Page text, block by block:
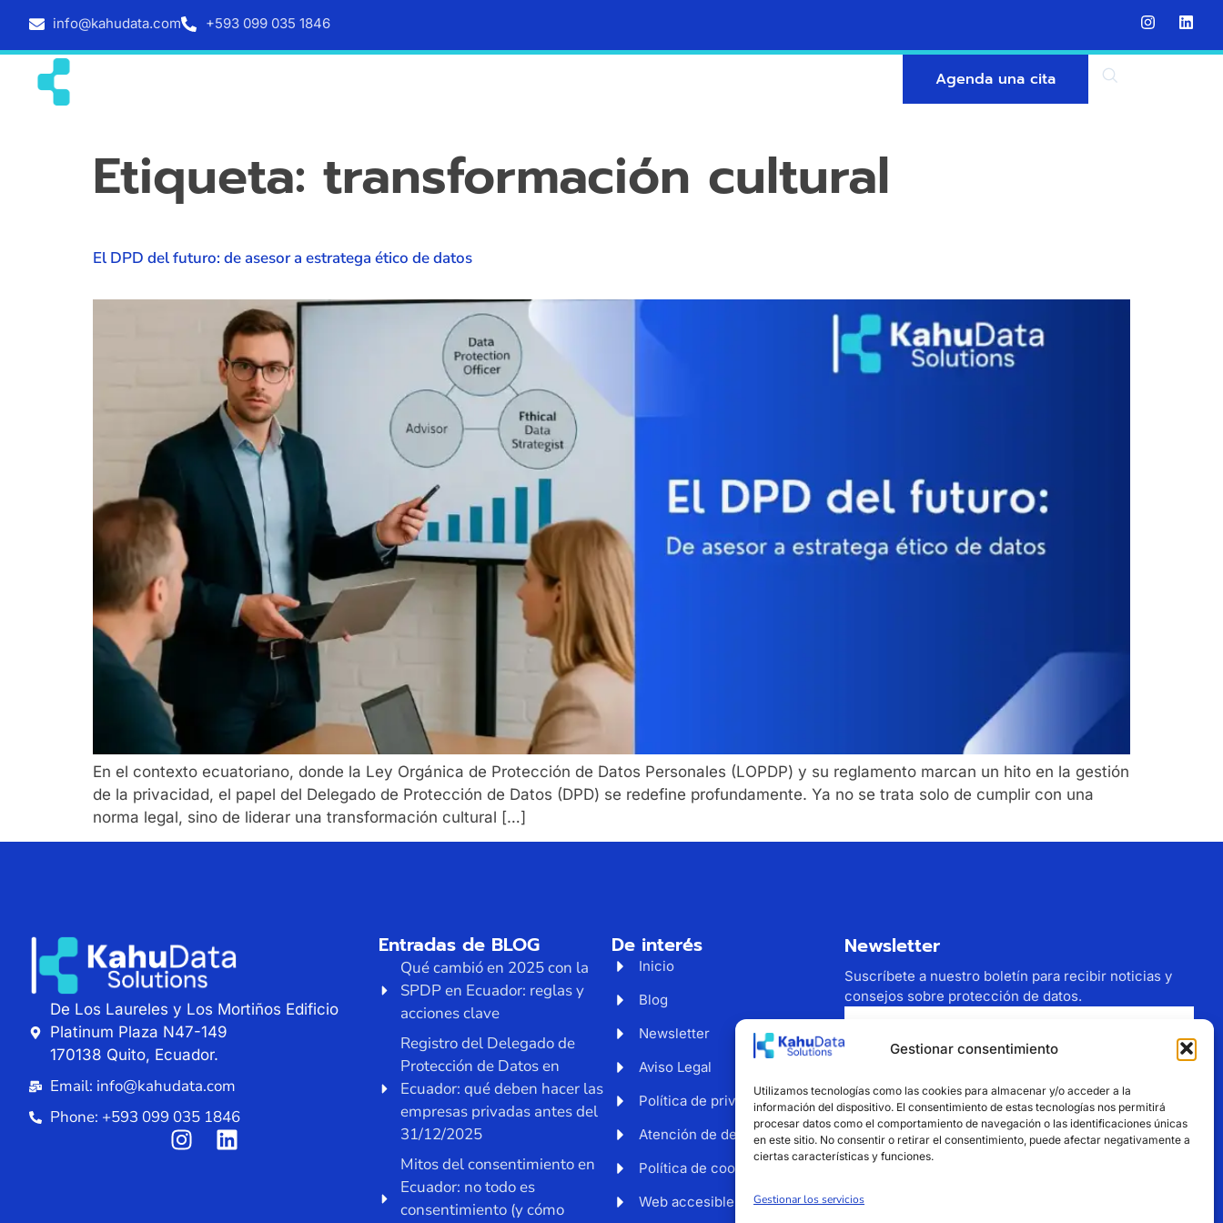
Gestionar consentimiento
Utilizamos tecnologías como las cookies para almacenar y/o acceder a la
información del dispositivo. El consentimiento de estas tecnologías nos permitirá
procesar datos como el comportamiento de navegación o las identificaciones únicas
en este sitio. No consentir o retirar el consentimiento, puede afectar negativamente a
ciertas características y funciones.
Gestionar los servicios
info@kahudata.com +593 099 035 1846
Agenda una cita
Etiqueta: transformación cultural
El DPD del futuro: de asesor a estratega ético de datos
En el contexto ecuatoriano, donde la Ley Orgánica de Protección de Datos Personales (LOPDP) y su reglamento marcan un hito en la gestión
de la privacidad, el papel del Delegado de Protección de Datos (DPD) se redefine profundamente. Ya no se trata solo de cumplir con una
norma legal, sino de liderar una transformación cultural […]
De Los Laureles y Los Mortiños Edificio
Platinum Plaza N47-149
170138 Quito, Ecuador.
Email: info@kahudata.com
Phone: +593 099 035 1846
Entradas de BLOG
Qué cambió en 2025 con la
SPDP en Ecuador: reglas y
acciones clave
Registro del Delegado de
Protección de Datos en
Ecuador: qué deben hacer las
empresas privadas antes del
31/12/2025
Mitos del consentimiento en
Ecuador: no todo es
consentimiento (y cómo
De interés
Inicio
Blog
Newsletter
Aviso Legal
Política de privacidad
Atención de derechos
Política de cookies
Web accesible
Newsletter
Suscríbete a nuestro boletín para recibir noticias y
consejos sobre protección de datos.
correo electrónico
Suscribirse